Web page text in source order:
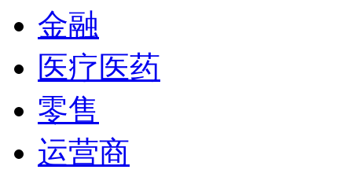
金融
医疗医药
零售
运营商